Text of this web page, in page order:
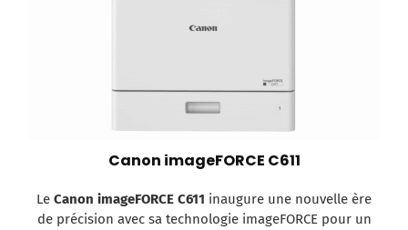
Canon imageFORCE C611
Le Canon imageFORCE C611 inaugure une nouvelle ère
de précision avec sa technologie imageFORCE pour un